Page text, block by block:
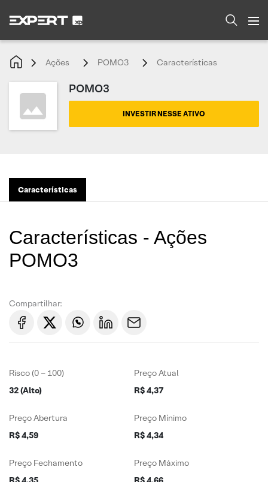
Ações POMO3 Características
POMO3
INVESTIR NESSE ATIVO
Características
Características - Ações
POMO3
Compartilhar:
Risco (0 – 100)
32 (Alto)
Preço Atual
R$ 4,37
Preço Abertura
R$ 4,59
Preço Mínimo
R$ 4,34
Preço Fechamento
Preço Máximo